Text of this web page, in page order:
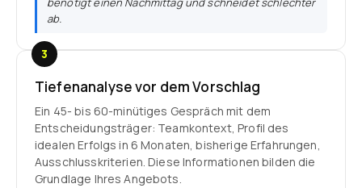
ab.
3
Tiefenanalyse vor dem Vorschlag
Ein 45- bis 60-minütiges Gespräch mit dem
Entscheidungsträger: Teamkontext, Profil des
idealen Erfolgs in 6 Monaten, bisherige Erfahrungen,
Ausschlusskriterien. Diese Informationen bilden die
Grundlage Ihres Angebots.